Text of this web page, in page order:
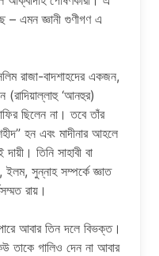
– এমন জ্ঞানী গুণীগণ এ
রাজা-বাদশাহদের একজন,
‘আনহুর)
ছিলেন না। তবে তাঁর
হন এবং মাদীনার আহলে
তিনি সাহাবী বা
সুন্নাহ সম্পর্কে জ্ঞাত
রায়।
আবার তিন দলে বিভক্ত।
তাকে গালিও দেন না আবার